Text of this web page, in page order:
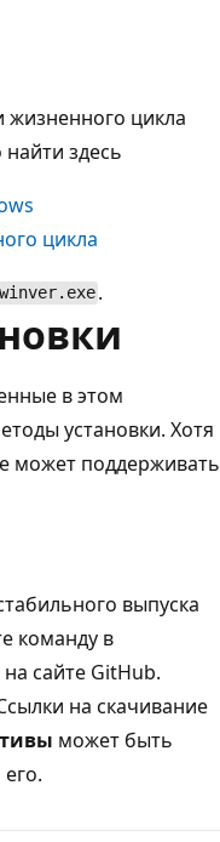
жизненного цикла
здесь
цикла
winver.exe .
в этом
установки. Хотя
может поддерживать
выпуска
команду в
на сайте GitHub.
на скачивание
может быть